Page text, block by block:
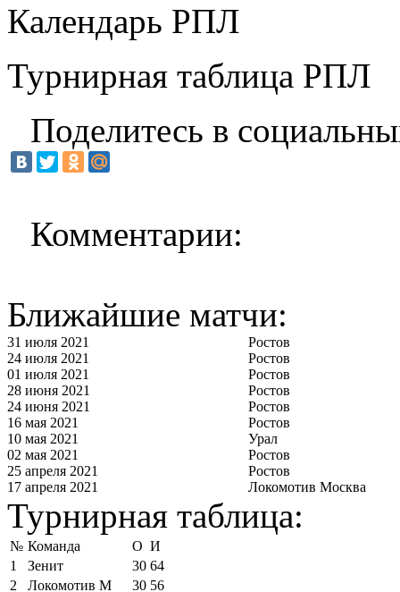
Календарь РПЛ
Турнирная таблица РПЛ
Поделитесь в
Комментарии:
Ближайшие матчи:
31 июля 2021
Ростов
24 июля 2021
Ростов
01 июля 2021
Ростов
28 июня 2021
Ростов
24 июня 2021
Ростов
16 мая 2021
Ростов
10 мая 2021
Урал
02 мая 2021
Ростов
25 апреля 2021
Ростов
17 апреля 2021
Локомотив Москва
Турнирная таблица:
№ Команда О И
1
Зенит 30 64
2
Локомотив М 30 56